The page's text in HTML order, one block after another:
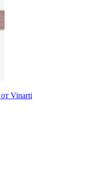
Vinarti